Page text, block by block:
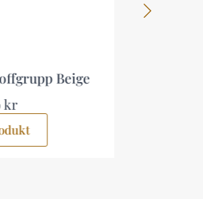
Bahamas Liten Balkongsoffa